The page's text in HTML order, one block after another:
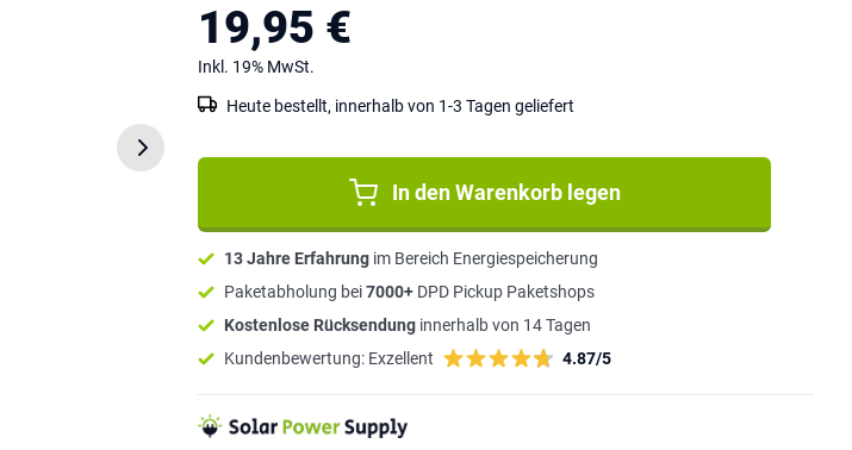
19,95 €
Inkl. 19% MwSt.
Heute bestellt, innerhalb von 1-3 Tagen geliefert
In den Warenkorb legen
13 Jahre Erfahrung im Bereich Energiespeicherung
Paketabholung bei7000+ DPD Pickup Paketshops
Kostenlose Rücksendung innerhalb von 14 Tagen
Kundenbewertung: Exzellent 4.87/5